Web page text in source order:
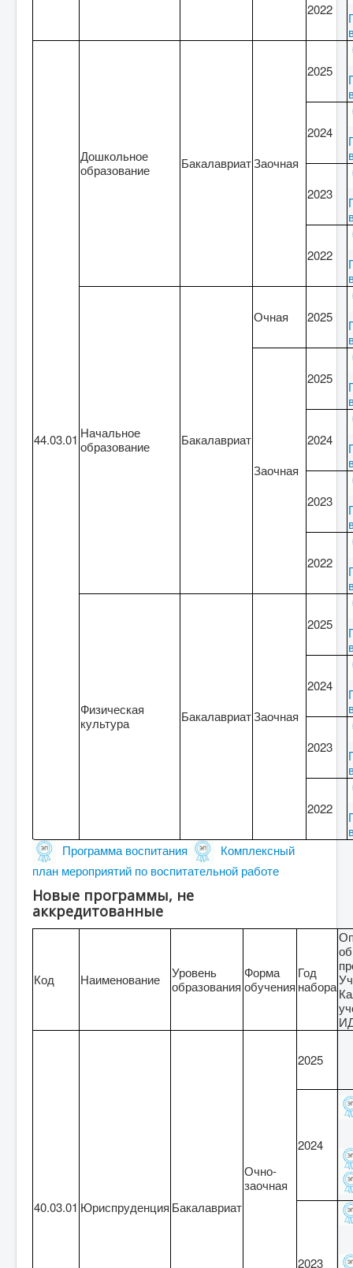
2022
44.03.01
Дошкольное
образование
БакалавриатЗаочная
2025
2024
2023
2022
Начальное
образование
Бакалавриат
Очная 2025
Заочная
2025
2024
2023
2022
Физическая
культура
БакалавриатЗаочная
2025
2024
2023
2022
Программа воспитания
Комплексный
план мероприятий по воспитательной работе
Новые программы, не
аккредитованные
Код Наименование
Уровень
образования
Форма
обучения
Год
набора
40.03.01 Юриспруденция Бакалавриат
Очно-
заочная
2025
2024
2023